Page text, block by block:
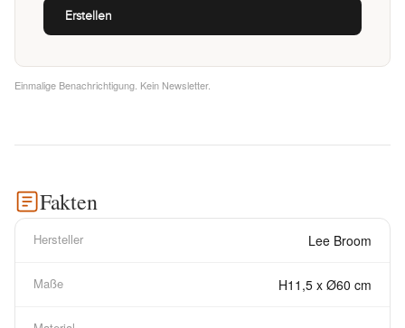
Einmalige Benachrichtigung. Kein Newsletter.
Fakten
Hersteller Lee Broom
Maße H11,5 x Ø60 cm